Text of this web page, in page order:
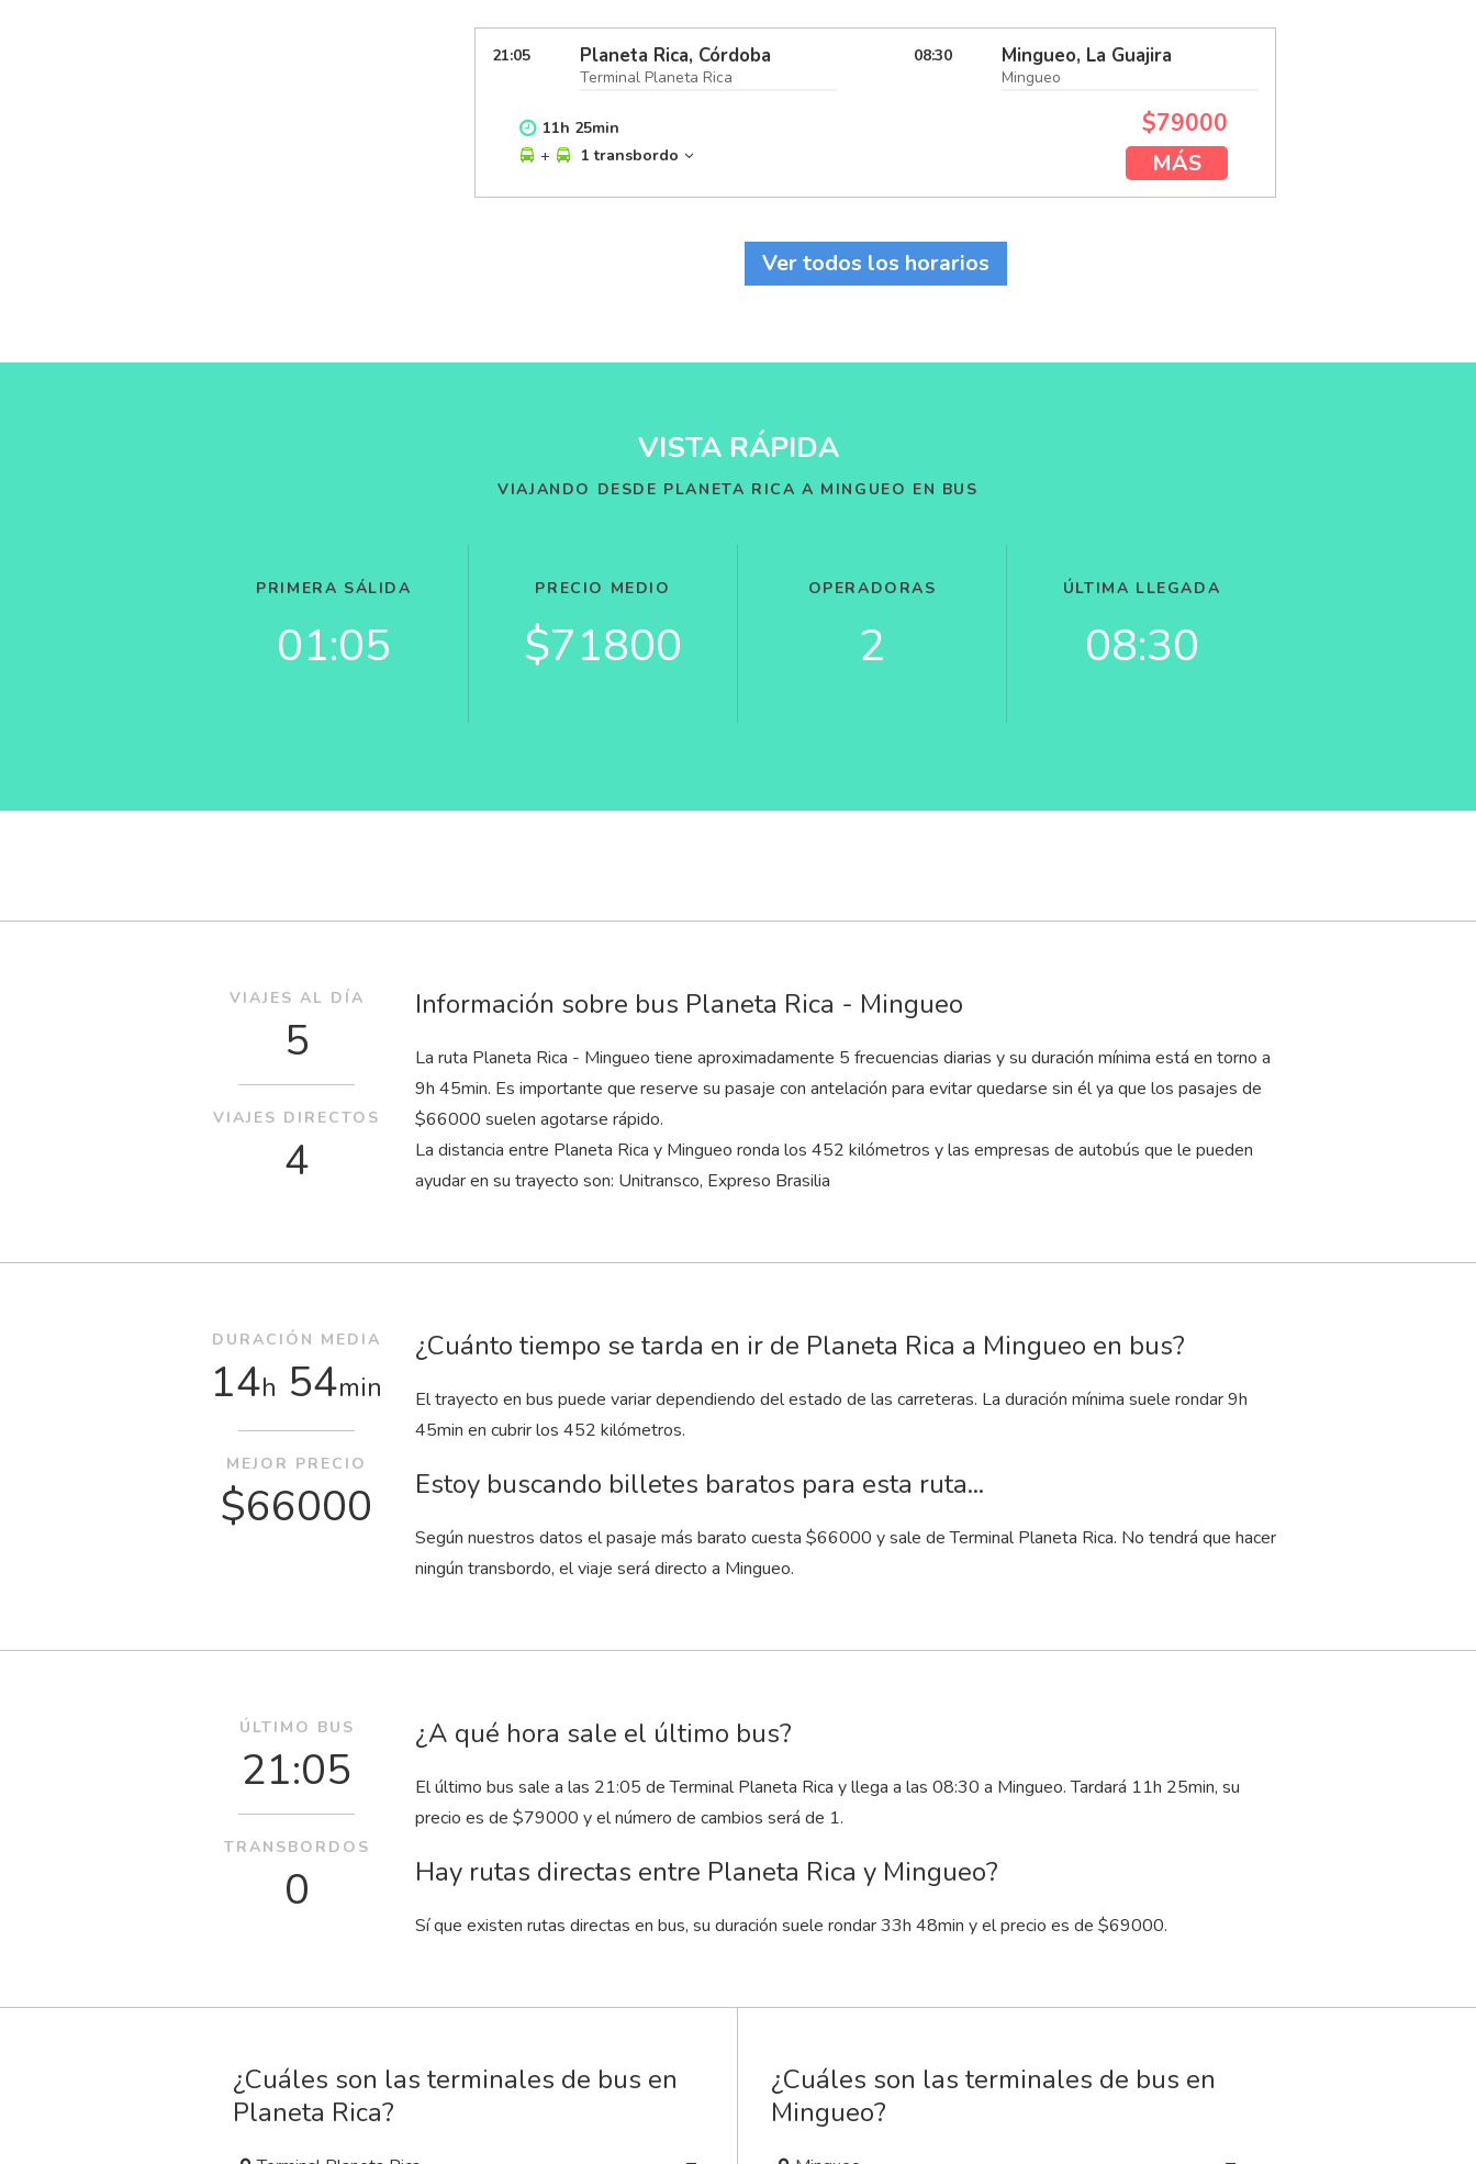
21:05 Planeta Rica, Córdoba
Terminal Planeta Rica
08:30 Mingueo, La Guajira
Mingueo
11h 25min
+
1 transbordo
$79000
MÁS
Ver todos los horarios
VISTA RÁPIDA
VIAJANDO DESDE PLANETA RICA A MINGUEO EN BUS
PRIMERA SÁLIDA
01:05
PRECIO MEDIO
$71800
OPERADORAS
2
ÚLTIMA LLEGADA
08:30
Información sobre bus Planeta Rica - Mingueo
La ruta Planeta Rica - Mingueo tiene aproximadamente 5 frecuencias diarias y su duración mínima está en torno a
9h 45min. Es importante que reserve su pasaje con antelación para evitar quedarse sin él ya que los pasajes de
$66000 suelen agotarse rápido.
La distancia entre Planeta Rica y Mingueo ronda los 452 kilómetros y las empresas de autobús que le pueden
ayudar en su trayecto son: Unitransco, Expreso Brasilia
VIAJES AL DÍA
5
VIAJES DIRECTOS
4
¿Cuánto tiempo se tarda en ir de Planeta Rica a Mingueo en bus?
El trayecto en bus puede variar dependiendo del estado de las carreteras. La duración mínima suele rondar 9h
45min en cubrir los 452 kilómetros.
Estoy buscando billetes baratos para esta ruta...
Según nuestros datos el pasaje más barato cuesta $66000 y sale de Terminal Planeta Rica. No tendrá que hacer
ningún transbordo, el viaje será directo a Mingueo.
DURACIÓN MEDIA
14h 54min
MEJOR PRECIO
$66000
¿A qué hora sale el último bus?
El último bus sale a las 21:05 de Terminal Planeta Rica y llega a las 08:30 a Mingueo. Tardará 11h 25min, su
precio es de $79000 y el número de cambios será de 1.
Hay rutas directas entre Planeta Rica y Mingueo?
Sí que existen rutas directas en bus, su duración suele rondar 33h 48min y el precio es de $69000.
ÚLTIMO BUS
21:05
TRANSBORDOS
0
¿Cuáles son las terminales de bus en
Planeta Rica?
¿Cuáles son las terminales de bus en
Mingueo?